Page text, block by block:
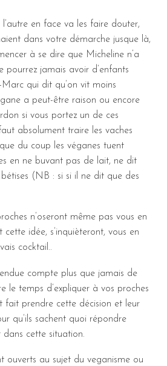
en face va les faire douter,
dans votre démarche jusque là,
à se dire que Micheline n’a
pourrez jamais avoir d’enfants
qui dit qu’on vit moins
a peut-être raison ou encore
si vous portez un de ces
absolument traire les vaches
du coup les véganes tuent
en ne buvant pas de lait, ne dit
(NB : si si il ne dit que des
n’oseront même pas vous en
idée, s’inquièteront, vous en
cocktail..
compte plus que jamais de
le temps d’expliquer à vos proches
fait prendre cette décision et leur
qu’ils sachent quoi répondre
dans cette situation.
ouverts au sujet du veganisme ou